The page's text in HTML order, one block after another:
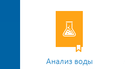
Анализ воды